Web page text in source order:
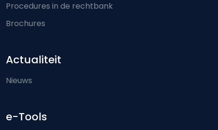
Procedures in de rechtbank
Brochures
Actualiteit
Nieuws
e-Tools